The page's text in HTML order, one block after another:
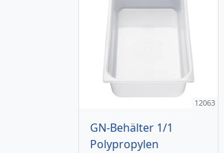
12063
GN-Behälter 1/1
Polypropylen